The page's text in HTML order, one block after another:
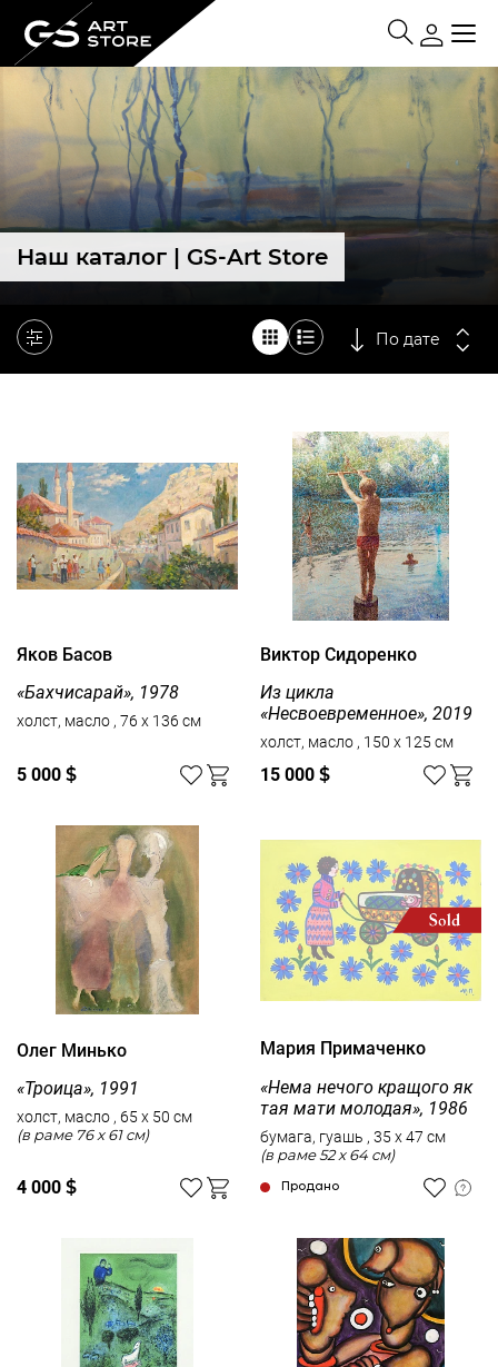
Наш каталог | GS-Art Store
По дате
Яков Басов
«Бахчисарай», 1978
холст, масло , 76 x 136 см
5 000 $
Виктор Сидоренко
Из цикла
«Несвоевременное», 2019
холст, масло , 150 x 125 см
15 000 $
Олег Минько
«Троица», 1991
холст, масло , 65 x 50 см
(в раме 76 x 61 см)
4 000 $
Мария Примаченко
«Нема нечого кращого як
тая мати молодая», 1986
бумага, гуашь , 35 x 47 см
(в раме 52 x 64 см)
Продано